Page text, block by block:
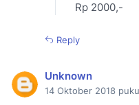
Rp 2000,-
Reply
Unknown
14 Oktober 2018